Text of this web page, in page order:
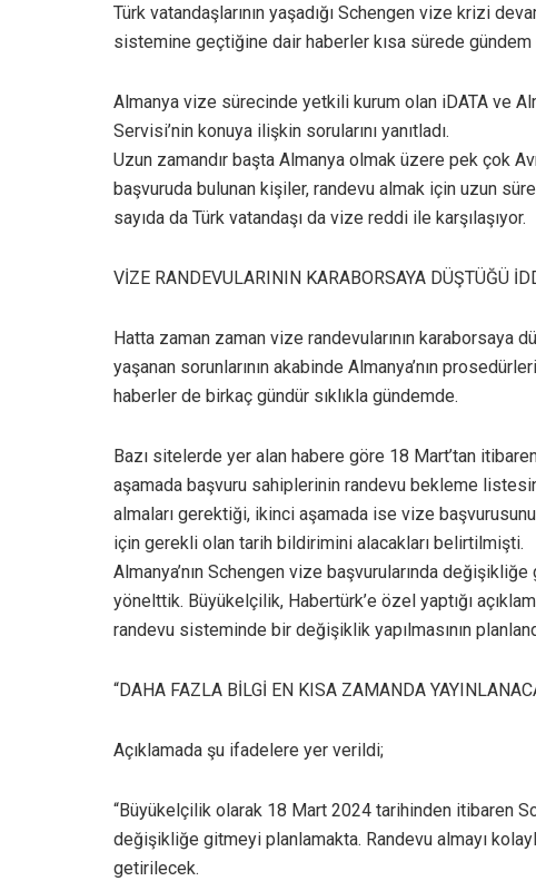
Türk vatandaşlarının yaşadığı Schengen vize krizi
sistemine geçtiğine dair haberler kısa sürede gündem
Almanya vize sürecinde yetkili kurum olan iDATA ve
Servisi’nin konuya ilişkin sorularını yanıtladı.
Uzun zamandır başta Almanya olmak üzere pek çok
başvuruda bulunan kişiler, randevu almak için uzun
sayıda da Türk vatandaşı da vize reddi ile karşılaşıyor.
VİZE RANDEVULARININ KARABORSAYA DÜŞTÜĞÜ
Hatta zaman zaman vize randevularının karaborsaya
yaşanan sorunlarının akabinde Almanya’nın
haberler de birkaç gündür sıklıkla gündemde.
Bazı sitelerde yer alan habere göre 18 Mart’tan
aşamada başvuru sahiplerinin randevu bekleme
almaları gerektiği, ikinci aşamada ise vize
için gerekli olan tarih bildirimini alacakları belirtilmişti.
Almanya’nın Schengen vize başvurularında
yönelttik. Büyükelçilik, Habertürk’e özel yaptığı
randevu sisteminde bir değişiklik yapılmasının
“DAHA FAZLA BİLGİ EN KISA ZAMANDA
Açıklamada şu ifadelere yer verildi;
“Büyükelçilik olarak 18 Mart 2024 tarihinden itibaren
değişikliğe gitmeyi planlamakta. Randevu almayı
getirilecek.